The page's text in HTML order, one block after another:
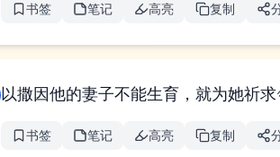
书签 笔记 高亮 复制
书签 笔记 高亮 复制